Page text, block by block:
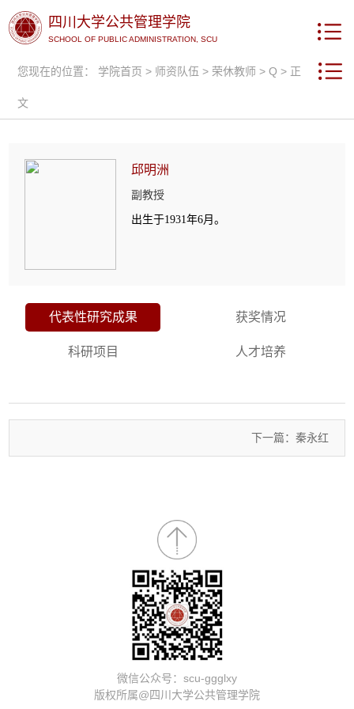
四川大学公共管理学院
SCHOOL OF PUBLIC ADMINISTRATION, SCU
您现在的位置： 学院首页 > 师资队伍 > 荣休教师 >Q > 正
文
邱明洲
副教授
出生于1931年6月。
代表性研究成果 获奖情况
科研项目 人才培养
下一篇：秦永红
微信公众号：scu-ggglxy
版权所属@四川大学公共管理学院